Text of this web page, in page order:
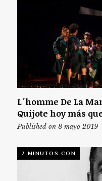
L´homme De La
Quijote hoy más
Published on 8 mayo 2019
7 MINUTOS CON